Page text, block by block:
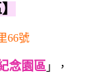
66號
念園區 」，